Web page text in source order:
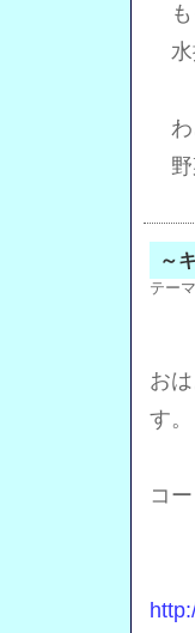
も
水
わ
野
～
テーマ
お
す。
コ